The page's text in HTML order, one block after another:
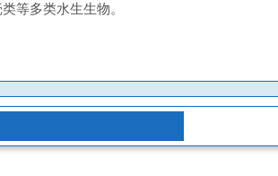
等多类水生生物。